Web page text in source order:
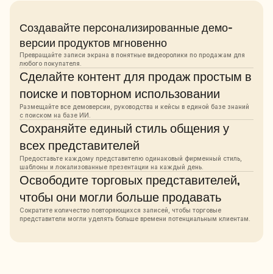
Создавайте персонализированные демо-
версии продуктов мгновенно
Превращайте записи экрана в понятные видеоролики по продажам для
любого покупателя.
Сделайте контент для продаж простым в
поиске и повторном использовании
Размещайте все демоверсии, руководства и кейсы в единой базе знаний
с поиском на базе ИИ.
Сохраняйте единый стиль общения у
всех представителей
Предоставьте каждому представителю одинаковый фирменный стиль,
шаблоны и локализованные презентации на каждый день.
Освободите торговых представителей,
чтобы они могли больше продавать
Сократите количество повторяющихся записей, чтобы торговые
представители могли уделять больше времени потенциальным клиентам.